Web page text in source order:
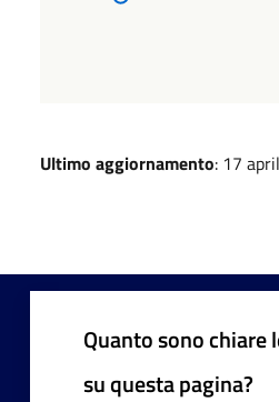
Ultimo aggiornamento: 17
Quanto sono
su questa pagina?